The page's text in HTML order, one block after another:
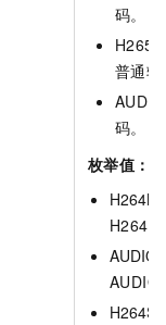
码。
普通转
码。
枚举值：
AUDIO :
AUDIO